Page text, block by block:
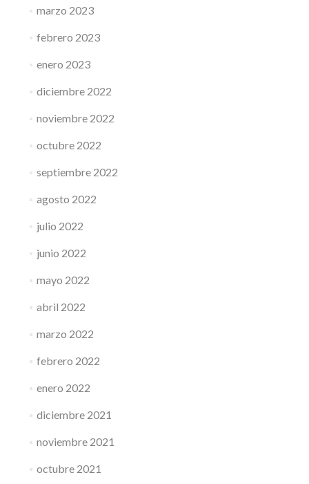
marzo 2023
febrero 2023
enero 2023
diciembre 2022
noviembre 2022
octubre 2022
septiembre 2022
agosto 2022
julio 2022
junio 2022
mayo 2022
abril 2022
marzo 2022
febrero 2022
enero 2022
diciembre 2021
noviembre 2021
octubre 2021